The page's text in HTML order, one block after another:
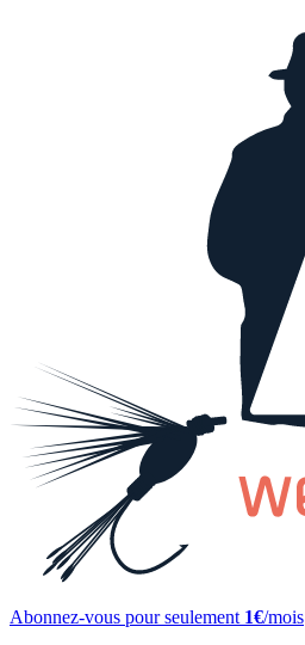
Abonnez-vous pour seulement 1€/mois